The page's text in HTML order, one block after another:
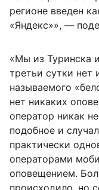
регионе введен
«Яндекс»», —
«Мы из Туринска
третьи сутки нет
называемого
нет никаких
оператор никак
подобное и
практически
операторами
оповещением.
происходило, но